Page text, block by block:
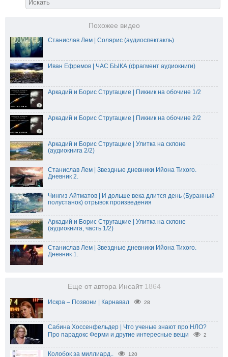
Похожее видео
Станислав Лем | Солярис (аудиоспектакль)
Иван Ефремов | ЧАС БЫКА (фрагмент аудиокниги)
Аркадий и Борис Стругацкие | Пикник на обочине 1/2
Аркадий и Борис Стругацкие | Пикник на обочине 2/2
Аркадий и Борис Стругацкие | Улитка на склоне
(аудиокнига 2/2)
Станислав Лем | Звездные дневники Ийона Тихого.
Дневник 2.
Чингиз Айтматов | И дольше века длится день (Буранный
полустанок) отрывок произведения
Аркадий и Борис Стругацкие | Улитка на склоне
(аудиокнига, часть 1/2)
Станислав Лем | Звездные дневники Ийона Тихого.
Дневник 1.
Еще от автора Инсайт 1864
Искра – Позвони | Карнавал 28
Сабина Хоссенфельдер | Что ученые знают про НЛО?
Про парадокс Ферми и другие интересные вещи
2
Колобок за миллиард.. 120